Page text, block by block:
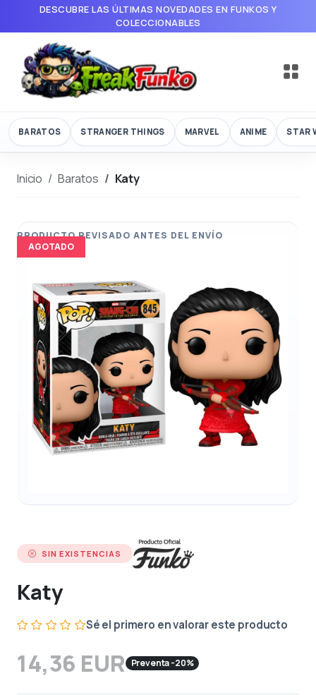
DESCUBRE LAS ÚLTIMAS NOVEDADES EN FUNKOS Y
COLECCIONABLES
BARATOS STRANGER THINGS MARVEL ANIME STAR
Inicio Baratos Katy
AGOTADO
SIN EXISTENCIAS
Katy
Sé el primero en valorar este producto
14,36 EUR Preventa -20%